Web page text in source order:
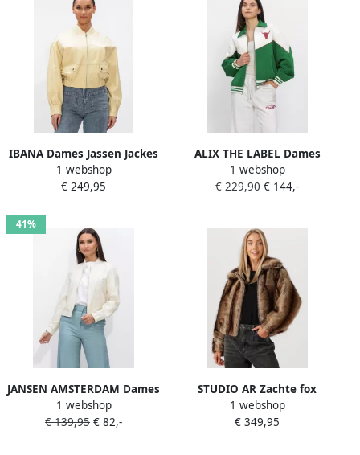
IBANA Dames Jassen Jackes
Butter Yellow
1 webshop
€ 249,95
ALIX THE LABEL Dames
Jassen Ladies Woven
Colourblocking Bomber
1 webshop
€ 229,90 € 144,-
41%
JANSEN AMSTERDAM Dames
Jassen Shanti Jasje Pe 275
Bomber Long Sleeve
1 webshop
€ 139,95 € 82,-
STUDIO AR Zachte fox
bomberjas Lucy dierenprint
1 webshop
€ 349,95